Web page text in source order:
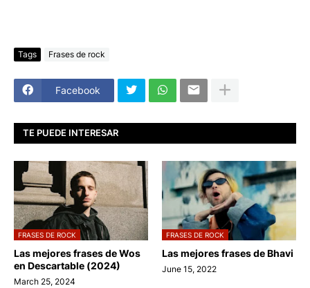
Tags Frases de rock
Facebook
TE PUEDE INTERESAR
FRASES DE ROCK
Las mejores frases de Wos
en Descartable (2024)
March 25, 2024
FRASES DE ROCK
Las mejores frases de Bhavi
June 15, 2022